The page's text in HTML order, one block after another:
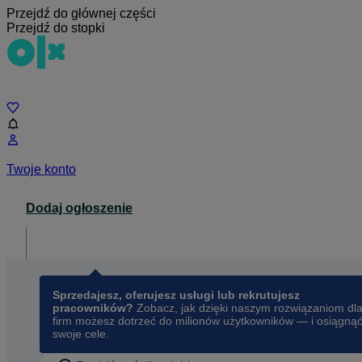
Przejdź do głównej części
Przejdź do stopki
Twoje konto
Dodaj ogłoszenie
Sprzedajesz, oferujesz usługi lub rekrutujesz
pracowników? Zobacz, jak dzięki naszym rozwiązaniom dla
firm możesz dotrzeć do milionów użytkowników — i osiągnąć
swoje cele.